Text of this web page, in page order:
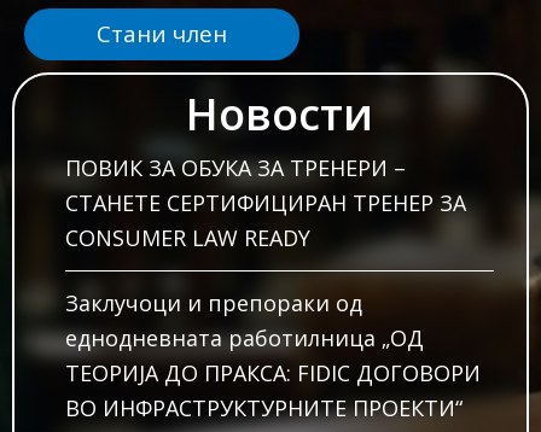
Стани член
Новости
ПОВИК ЗА ОБУКА ЗА ТРЕНЕРИ –
СТАНЕТЕ СЕРТИФИЦИРАН ТРЕНЕР ЗА
CONSUMER LAW READY
Заклучоци и препораки од
еднодневната работилница „ОД
ТЕОРИЈА ДО ПРАКСА: FIDIC ДОГОВОРИ
ВО ИНФРАСТРУКТУРНИТЕ ПРОЕКТИ“